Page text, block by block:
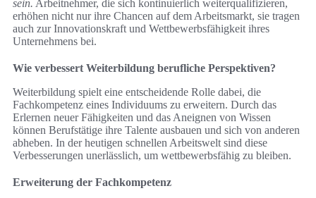
sein. Arbeitnehmer, die sich kontinuierlich weiterqualifizieren,
erhöhen nicht nur ihre Chancen auf dem Arbeitsmarkt, sie tragen
auch zur Innovationskraft und Wettbewerbsfähigkeit ihres
Unternehmens bei.
Wie verbessert Weiterbildung berufliche Perspektiven?
Weiterbildung spielt eine entscheidende Rolle dabei, die
Fachkompetenz eines Individuums zu erweitern. Durch das
Erlernen neuer Fähigkeiten und das Aneignen von Wissen
können Berufstätige ihre Talente ausbauen und sich von anderen
abheben. In der heutigen schnellen Arbeitswelt sind diese
Verbesserungen unerlässlich, um wettbewerbsfähig zu bleiben.
Erweiterung der Fachkompetenz